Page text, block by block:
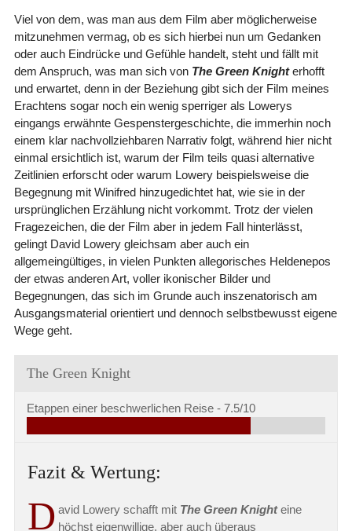
Viel von dem, was man aus dem Film aber möglicherweise
mitzunehmen vermag, ob es sich hierbei nun um Gedanken
oder auch Eindrücke und Gefühle handelt, steht und fällt mit
dem Anspruch, was man sich von The Green Knighterhofft
und erwartet, denn in der Beziehung gibt sich der Film meines
Erachtens sogar noch ein wenig sperriger als Lowerys
eingangs erwähnte Gespenstergeschichte, die immerhin noch
einem klar nachvollziehbaren Narrativ folgt, während hier nicht
einmal ersichtlich ist, warum der Film teils quasi alternative
Zeitlinien erforscht oder warum Lowery beispielsweise die
Begegnung mit Winifred hinzugedichtet hat, wie sie in der
ursprünglichen Erzählung nicht vorkommt. Trotz der vielen
Fragezeichen, die der Film aber in jedem Fall hinterlässt,
gelingt David Lowery gleichsam aber auch ein
allgemeingültiges, in vielen Punkten allegorisches Heldenepos
der etwas anderen Art, voller ikonischer Bilder und
Begegnungen, das sich im Grunde auch inszenatorisch am
Ausgangsmaterial orientiert und dennoch selbstbewusst eigene
Wege geht.
The Green Knight
Etappen einer beschwerlichen Reise - 7.5/10
Fazit & Wertung:
D avid Lowery schafft mit The Green Knighteine
höchst eigenwillige, aber auch überaus